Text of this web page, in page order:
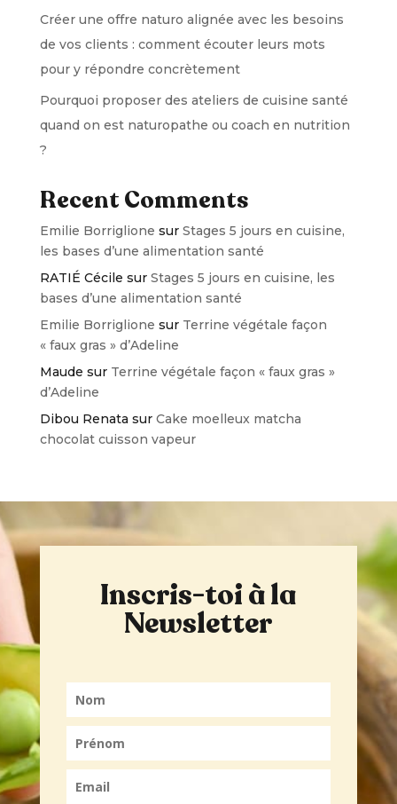
Créer une offre naturo alignée avec les besoins
de vos clients : comment écouter leurs mots
pour y répondre concrètement
Pourquoi proposer des ateliers de cuisine santé
quand on est naturopathe ou coach en nutrition
?
Recent Comments
Emilie Borriglione sur Stages 5 jours en cuisine,
les bases d’une alimentation santé
RATIÉ Cécile sur Stages 5 jours en cuisine, les
bases d’une alimentation santé
Emilie Borriglione sur Terrine végétale façon
« faux gras » d’Adeline
Maude sur Terrine végétale façon « faux gras »
d’Adeline
Dibou Renata sur Cake moelleux matcha
chocolat cuisson vapeur
Inscris-toi à la
Newsletter